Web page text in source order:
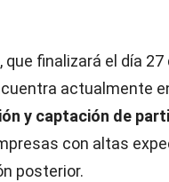
que finalizará el día
actualmente
y captación de
con altas
posterior.